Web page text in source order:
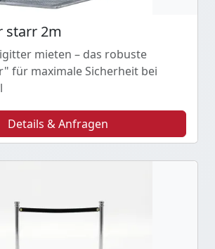
starr 2m
mieten – das robuste
für maximale Sicherheit bei
Details & Anfragen